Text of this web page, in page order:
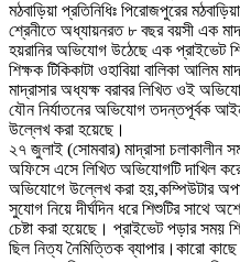
মঠবাড়িয়া প্রতিনিধিঃ পিরোজপুরের
শ্রেনীতে অধ্যায়নরত ৮ বছর বয়সী এক
হয়রানির অভিযোগ উঠেছে এক প্রাইভেট
শিক্ষক টিকিকাটা ওহাবিয়া বালিকা আলিম
মাদ্রাসার অধ্যক্ষ বরাবর লিখিত ওই
যৌন নির্যাতনের অভিযোগ তদন্তপূর্বক
উল্লেখ করা হয়েছে।
২৭ জুলাই (সোমবার) মাদ্রাসা চলাকালীন
অফিসে এসে লিখিত অভিযোগটি দাখিল
অভিযোগে উল্লেখ করা হয়,কম্পিউটার
সুযোগ নিয়ে দীর্ঘদিন ধরে শিশুটির সাথে
চেষ্টা করা হয়েছে। প্রাইভেট পড়ার সময়
ছিল নিত্য নৈমিত্তিক ব্যাপার।কারো